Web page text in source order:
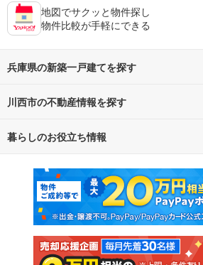
地図でサクッと物件探し
物件比較が手軽にできる
兵庫県の新築一戸建てを探す
路線・駅から探す
通勤・通学時間から探す
川西市の不動産情報を探す
不動産・住宅
新築マンション 中古
新築一戸建て 中古
注文住宅 土地
暮らしのお役立ち情報
マンションカタログ 教え